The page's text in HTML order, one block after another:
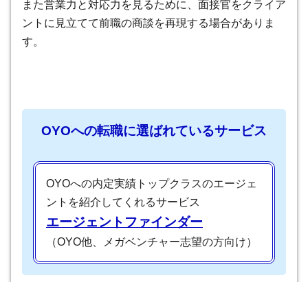
また営業力と対応力を見るために、面接官をクライア
ントに見立てて前職の商談を再現する場合がありま
す。
OYOへの転職に選ばれているサービス
OYOへの内定実績トップクラスのエージェ
ントを紹介してくれるサービス
エージェントファインダー
（OYO他、メガベンチャー志望の方向け）